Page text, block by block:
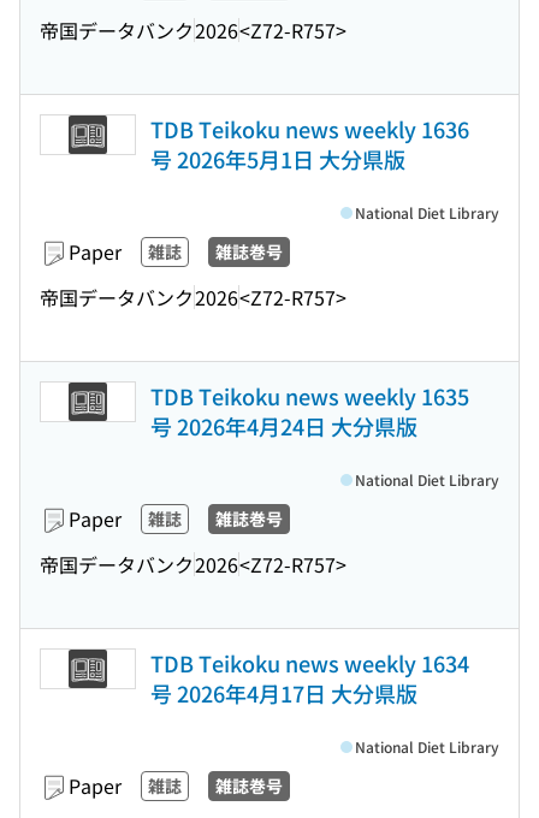
帝国データバンク2026<Z72-R757>
TDB Teikoku news weekly 1636
号 2026年5月1日 大分県版
Paper 雑誌 雑誌巻号
帝国データバンク2026<Z72-R757>
National Diet Library
TDB Teikoku news weekly 1635
号 2026年4月24日 大分県版
Paper 雑誌 雑誌巻号
帝国データバンク2026<Z72-R757>
National Diet Library
TDB Teikoku news weekly 1634
号 2026年4月17日 大分県版
Paper 雑誌 雑誌巻号
National Diet Library